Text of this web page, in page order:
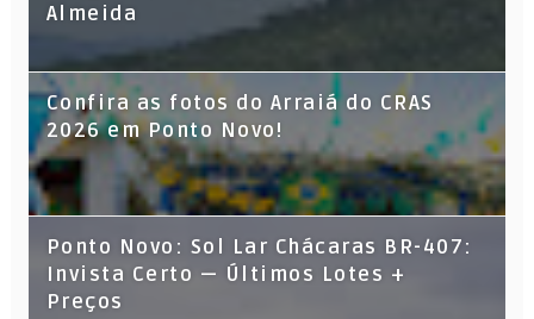
Almeida
Confira as fotos do Arraiá do CRAS
2026 em Ponto Novo!
Ponto Novo: Sol Lar Chácaras BR-407:
Invista Certo — Últimos Lotes +
Preços